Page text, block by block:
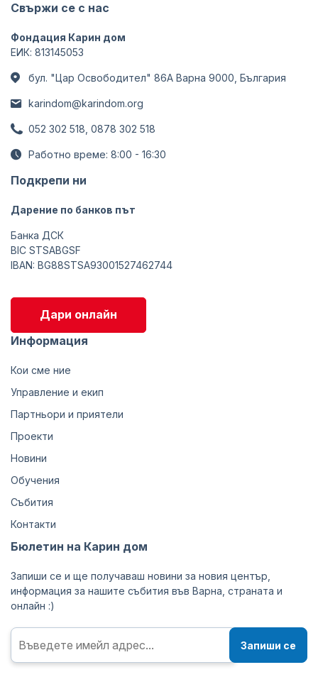
Свържи се с нас
Фондация Карин дом
ЕИК: 813145053
бул. "Цар Освободител" 86А Варна 9000, България
karindom@karindom.org
052 302 518, 0878 302 518
Работно време: 8:00 - 16:30
Подкрепи ни
Дарение по банков път
Банка ДСК
BIC STSABGSF
IBAN: BG88STSA93001527462744
Дари онлайн
Информация
Кои сме ние
Управление и екип
Партньори и приятели
Проекти
Новини
Обучения
Събития
Контакти
Бюлетин на Карин дом
Запиши се и ще получаваш новини за новия център,
информация за нашите събития във Варна, страната и
онлайн :)
Запиши се